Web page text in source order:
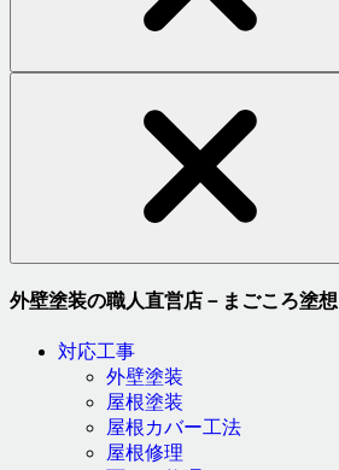
外壁塗装の職人直営店－まごころ塗想
対応工事
外壁塗装
屋根塗装
屋根カバー工法
屋根修理